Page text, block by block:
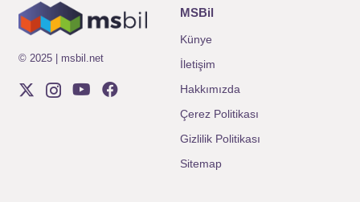
© 2025 | msbil.net
MSBil
Künye
İletişim
Hakkımızda
Çerez Politikası
Gizlilik Politikası
Sitemap